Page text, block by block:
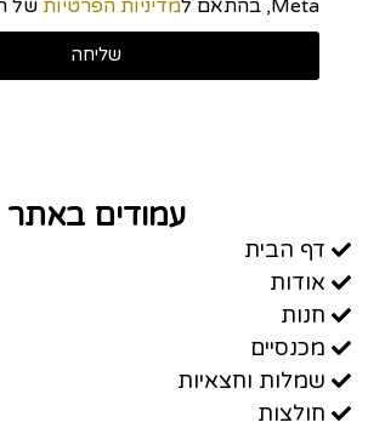
Meta, בהתאם ל
מדיניות הפרטיות של
שליחה
עמודים באתר
דף הבית
אודות
חנות
מכנסיים
שמלות וחצאיות
חולצות